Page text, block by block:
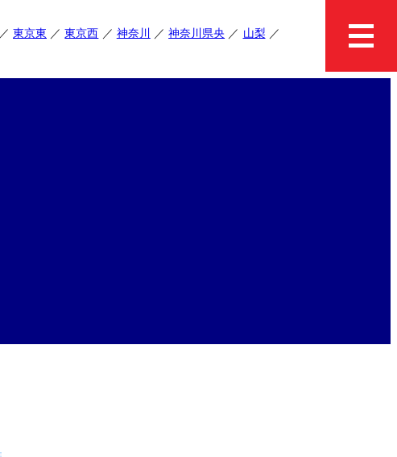
東京東 東京西 神奈川 神奈川県央
山梨